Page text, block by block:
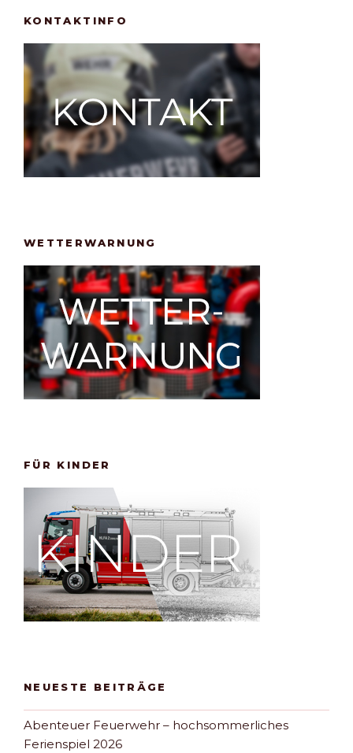
KONTAKTINFO
WETTERWARNUNG
FÜR KINDER
NEUESTE BEITRÄGE
Abenteuer Feuerwehr – hochsommerliches
Ferienspiel 2026